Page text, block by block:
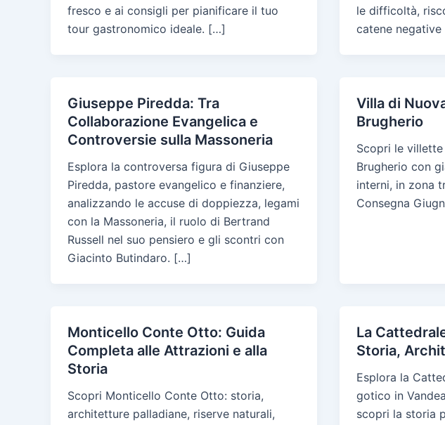
fresco e ai consigli per pianificare il tuo
tour gastronomico ideale. […]
le difficoltà,
catene
Giuseppe Piredda: Tra
Collaborazione Evangelica e
Controversie sulla Massoneria
Esplora la controversa figura di Giuseppe
Piredda, pastore evangelico e finanziere,
analizzando le accuse di doppiezza, legami
con la Massoneria, il ruolo di Bertrand
Russell nel suo pensiero e gli scontri con
Giacinto Butindaro. […]
Villa di
Brugherio
Scopri le
Brugherio con
interni, in zona
Consegna
Monticello Conte Otto: Guida
Completa alle Attrazioni e alla
Storia
Scopri Monticello Conte Otto: storia,
architetture palladiane, riserve naturali,
La
Storia,
Esplora la
gotico in
scopri la storia